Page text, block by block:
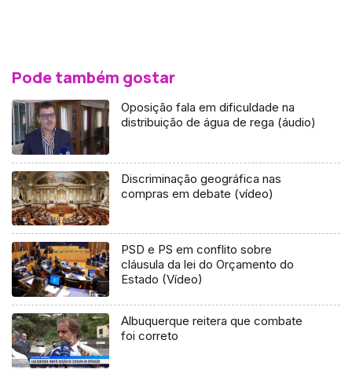
Pode também gostar
Oposição fala em dificuldade na
distribuição de água de rega (áudio)
Discriminação geográfica nas
compras em debate (vídeo)
PSD e PS em conflito sobre
cláusula da lei do Orçamento do
Estado (Vídeo)
Albuquerque reitera que combate
foi correto